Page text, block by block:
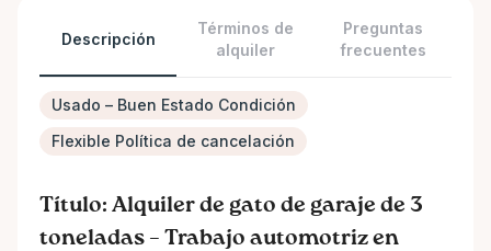
Descripción
Términos de
alquiler
Preguntas
frecuentes
Usado – Buen Estado Condición
Flexible Política de cancelación
Título: Alquiler de gato de garaje de 3
toneladas – Trabajo automotriz en